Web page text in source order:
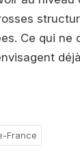
Ce qui ne
France